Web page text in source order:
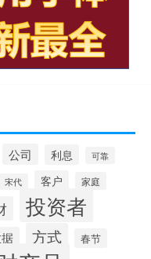
公司 利息 可靠
宋代 客户 家庭
投资者
方式 春节